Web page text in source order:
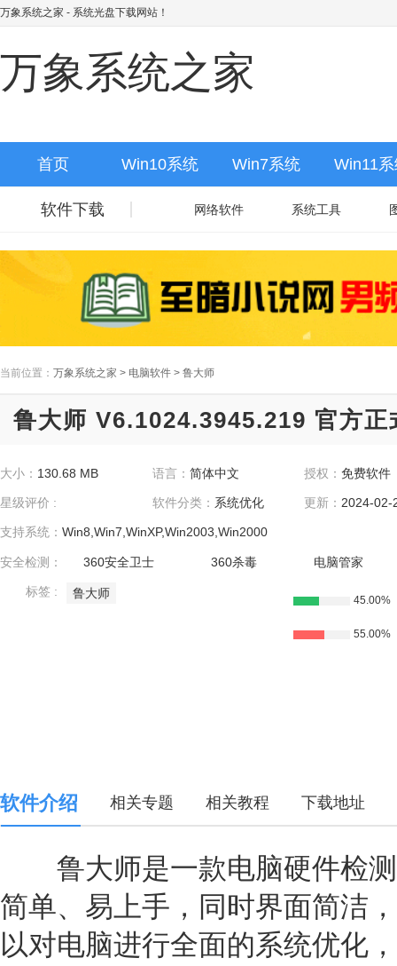
万象系统之家 - 系统光盘下载网站！
万象系统之家
首页 Win10系统 Win7系统 Win11
软件下载 网络软件 系统工具
当前位置： 万象系统之家 > 电脑软件 > 鲁大师
鲁大师 V6.1024.3945.219 官方正
大小： 130.68 MB 语言： 简体中文 授权：免费软件
星级评价 : 软件分类： 系统优化 更新： 2024-02-
支持系统： Win8,Win7,WinXP,Win2003,Win2000
安全检测： 360安全卫士 360杀毒 电脑管家
标签 : 鲁大师 45.00%
55.00%
软件介绍 相关专题 相关教程 下载地址
鲁大师是一款电脑硬件检测
简单、易上手，同时界面简洁
以对电脑进行全面的系统优化